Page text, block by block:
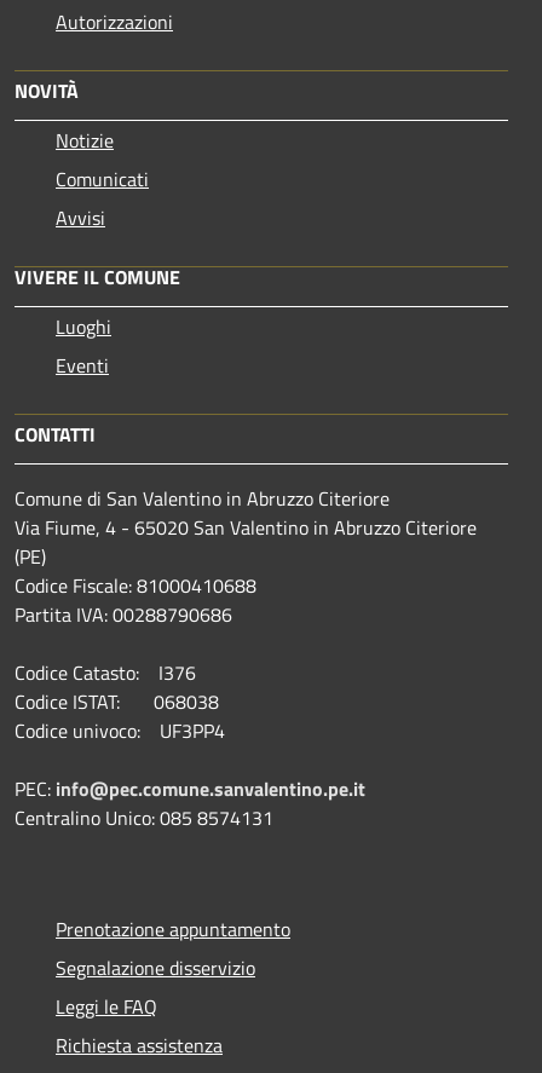
Autorizzazioni
NOVITÀ
Notizie
Comunicati
Avvisi
VIVERE IL COMUNE
Luoghi
Eventi
CONTATTI
Comune di San Valentino in Abruzzo Citeriore
Via Fiume, 4 - 65020 San Valentino in Abruzzo Citeriore
(PE)
Codice Fiscale: 81000410688
Partita IVA: 00288790686
Codice Catasto: I376
Codice ISTAT: 068038
Codice univoco: UF3PP4
PEC: info@pec.comune.sanvalentino.pe.it
Centralino Unico: 085 8574131
Prenotazione appuntamento
Segnalazione disservizio
Leggi le FAQ
Richiesta assistenza